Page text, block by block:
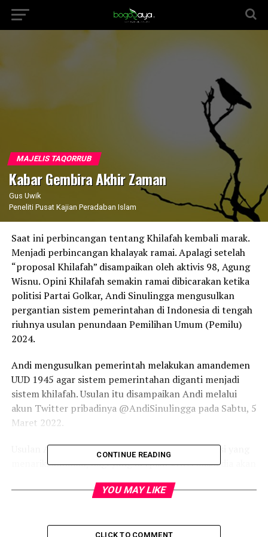
MAJELIS TAQORRUB
Kabar Gembira Akhir Zaman
Gus Uwik
Peneliti Pusat Kajian Peradaban Islam
Saat ini perbincangan tentang Khilafah kembali marak.
Menjadi perbincangan khalayak ramai. Apalagi setelah
“proposal Khilafah” disampaikan oleh aktivis 98, Agung
Wisnu. Opini Khilafah semakin ramai dibicarakan ketika
politisi Partai Golkar, Andi Sinulingga mengusulkan
pergantian sistem pemerintahan di Indonesia di tengah
riuhnya usulan penundaan Pemilihan Umum (Pemilu)
2024.
Andi mengusulkan pemerintah melakukan amandemen
UUD 1945 agar sistem pemerintahan diganti menjadi
sistem khilafah. Usulan itu disampaikan Andi melalui
akun Twitter pribadinya @AndiSinulingga pada Sabtu, 5
Maret 2022.
Usulan Andi tersebut tentu menjadi bahan diskusi yang
menarik. Minimal, bagi yang berpikir kritis maka dia akan
kecurangan-kecurangan yang semakin nampak jelas
CONTINUE READING
YOU MAY LIKE
CLICK TO COMMENT